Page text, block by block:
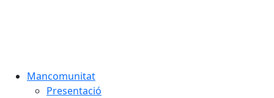
Mancomunitat
Presentació